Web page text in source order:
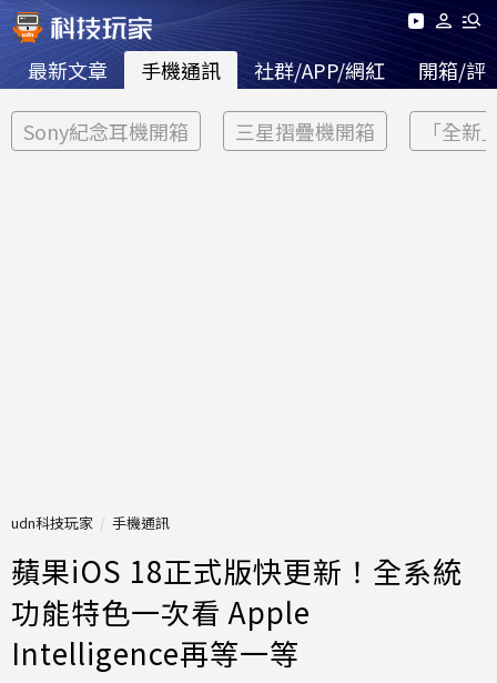
最新文章 手機通訊 社群/APP/網紅 開箱/評
Sony紀念耳機開箱 三星摺疊機開箱 「全新
udn科技玩家 手機通訊
蘋果iOS 18正式版快更新！全系統
功能特色一次看 Apple
Intelligence再等一等